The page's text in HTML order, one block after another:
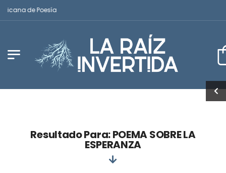
de Poesía
Resultado Para: POEMA SOBRE LA
ESPERANZA